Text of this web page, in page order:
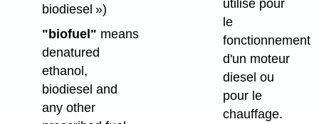
biodiesel »)
"biofuel" means
denatured
ethanol,
biodiesel and
any other
utilisé pour
le
fonctionnement
d'un moteur
diesel ou
pour le
chauffage.